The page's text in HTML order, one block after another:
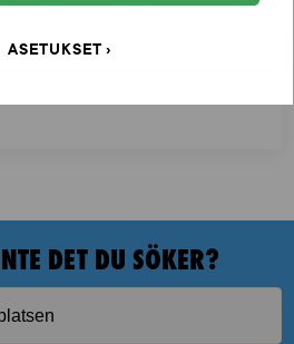
ASETUKSET
DET DU SÖKER?